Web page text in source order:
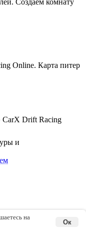
Создаём комнату
Online. Карта питер
CarX Drift Racing
и